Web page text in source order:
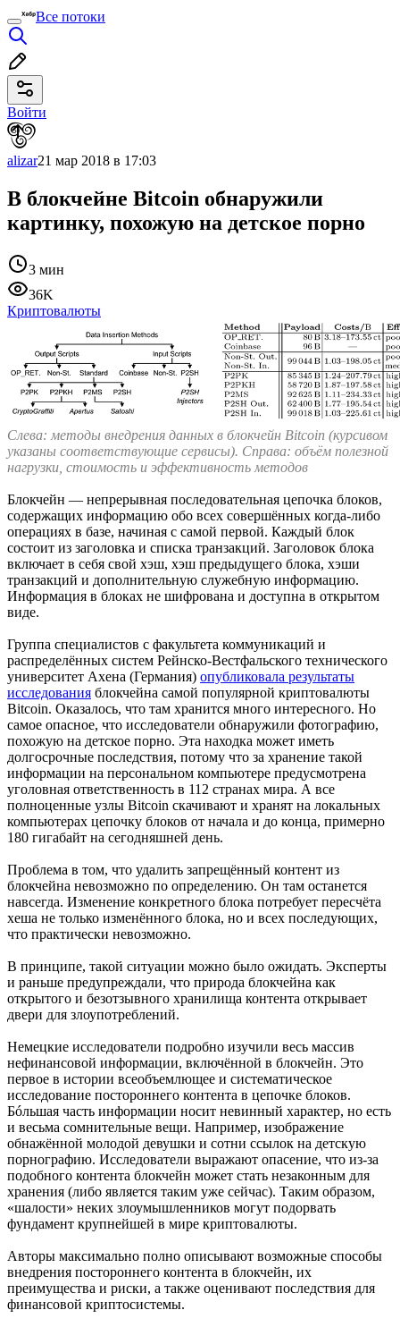
Все потоки
Войти
alizar21 мар 2018 в 17:03
В блокчейне Bitcoin обнаружили
картинку, похожую на детское порно
3 мин
36K
Криптовалюты
Слева: методы внедрения данных в блокчейн Bitcoin (курсивом
указаны соответствующие сервисы). Справа: объём полезной
нагрузки, стоимость и эффективность методов
Блокчейн — непрерывная последовательная цепочка блоков,
содержащих информацию обо всех совершённых когда-либо
операциях в базе, начиная с самой первой. Каждый блок
состоит из заголовка и списка транзакций. Заголовок блока
включает в себя свой хэш, хэш предыдущего блока, хэши
транзакций и дополнительную служебную информацию.
Информация в блоках не шифрована и доступна в открытом
виде.
Группа специалистов с факультета коммуникаций и
распределённых систем Рейнско-Вестфальского технического
университет Ахена (Германия) опубликовала результаты
исследования блокчейна самой популярной криптовалюты
Bitcoin. Оказалось, что там хранится много интересного. Но
самое опасное, что исследователи обнаружили фотографию,
похожую на детское порно. Эта находка может иметь
долгосрочные последствия, потому что за хранение такой
информации на персональном компьютере предусмотрена
уголовная ответственность в 112 странах мира. А все
полноценные узлы Bitcoin скачивают и хранят на локальных
компьютерах цепочку блоков от начала и до конца, примерно
180 гигабайт на сегодняшней день.
Проблема в том, что удалить запрещённый контент из
блокчейна невозможно по определению. Он там останется
навсегда. Изменение конкретного блока потребует пересчёта
хеша не только изменённого блока, но и всех последующих,
что практически невозможно.
В принципе, такой ситуации можно было ожидать. Эксперты
и раньше предупреждали, что природа блокчейна как
открытого и безотзывного хранилища контента открывает
двери для злоупотреблений.
Немецкие исследователи подробно изучили весь массив
нефинансовой информации, включённой в блокчейн. Это
первое в истории всеобъемлющее и систематическое
исследование постороннего контента в цепочке блоков.
Бóльшая часть информации носит невинный характер, но есть
и весьма сомнительные вещи. Например, изображение
обнажённой молодой девушки и сотни ссылок на детскую
порнографию. Исследователи выражают опасение, что из-за
подобного контента блокчейн может стать незаконным для
хранения (либо является таким уже сейчас). Таким образом,
«шалости» неких злоумышленников могут подорвать
фундамент крупнейшей в мире криптовалюты.
Авторы максимально полно описывают возможные способы
внедрения постороннего контента в блокчейн, их
преимущества и риски, а также оценивают последствия для
финансовой криптосистемы.